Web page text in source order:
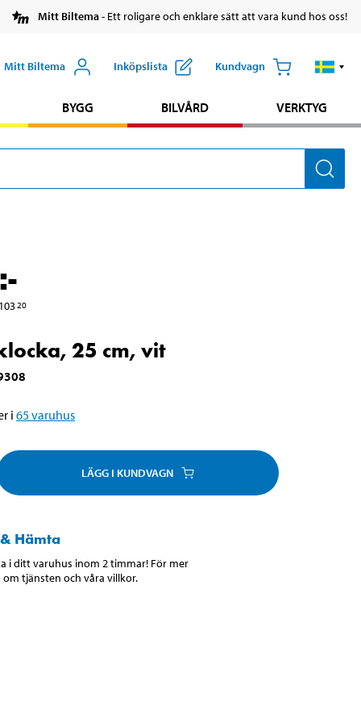
Mitt Biltema- Ett roligare och enklare sätt att vara kund hos oss!
Mitt Biltema Inköpslista Kundvagn
BYGG BILVÅRD VERKTYG
:-
20
25 cm, vit
i 65varuhus
LÄGG I KUNDVAGN
Hämta
i ditt varuhus inom 2 timmar! För mer
tjänsten och våra villkor.